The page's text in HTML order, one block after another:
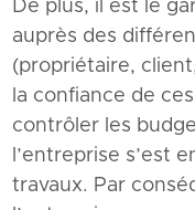
De plus, il est le
auprès des
(propriétaire,
la confiance de
contrôler les
l’entreprise s’est
travaux. Par